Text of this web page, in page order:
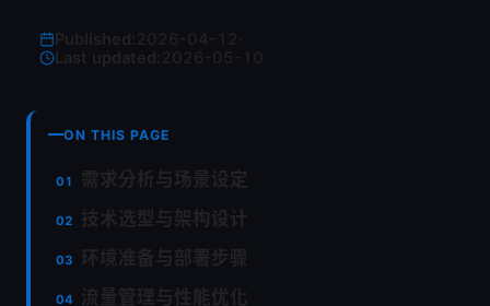
Last updated:
ON THIS PAGE